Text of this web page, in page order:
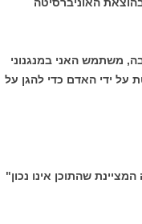
משתמש האני במנגנוני
על ידי האדם כדי להגן על
שהתוכן אינו נכון"